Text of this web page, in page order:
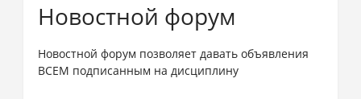
Новостной форум
Новостной форум позволяет давать объявления
ВСЕМ подписанным на дисциплину